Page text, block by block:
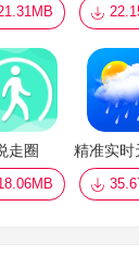
走圈 精准实时